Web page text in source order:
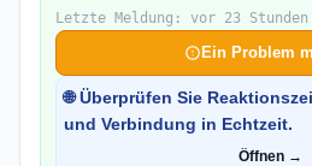
Letzte Meldung: vor 23 Stunden
Ein Problem
🌐 Überprüfen Sie
und Verbindung in Echtzeit.
Öffnen →